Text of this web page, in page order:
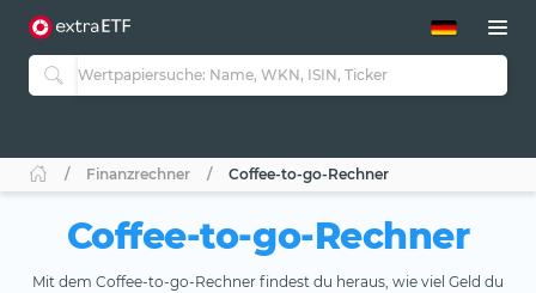
ETF-Guide 2.0
Guide Aktive ETFs
ETF-Sparpläne
Finanzrechner Coffee-to-go-Rechner
Coffee-to-go-Rechner
Mit dem Coffee-to-go-Rechner findest du heraus, wie viel Geld du